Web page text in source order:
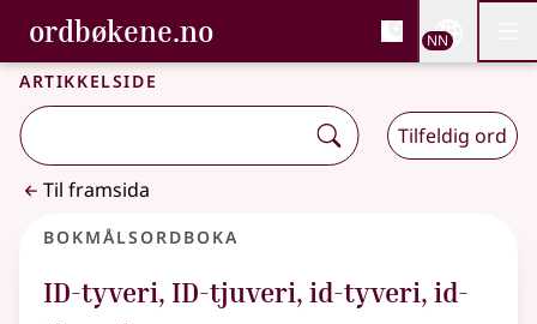
Gå til hovudinnhald
Tilgjenge
ordbøkene.no, Bokmålsordboka og
Bokmålsordboka og Nynorskordboka
NN
Artikkelside
Tilfeldig ord
Til framsida
Bokmålsordboka
ID-tyveri, ID-tjuveri, id-tyveri, id-